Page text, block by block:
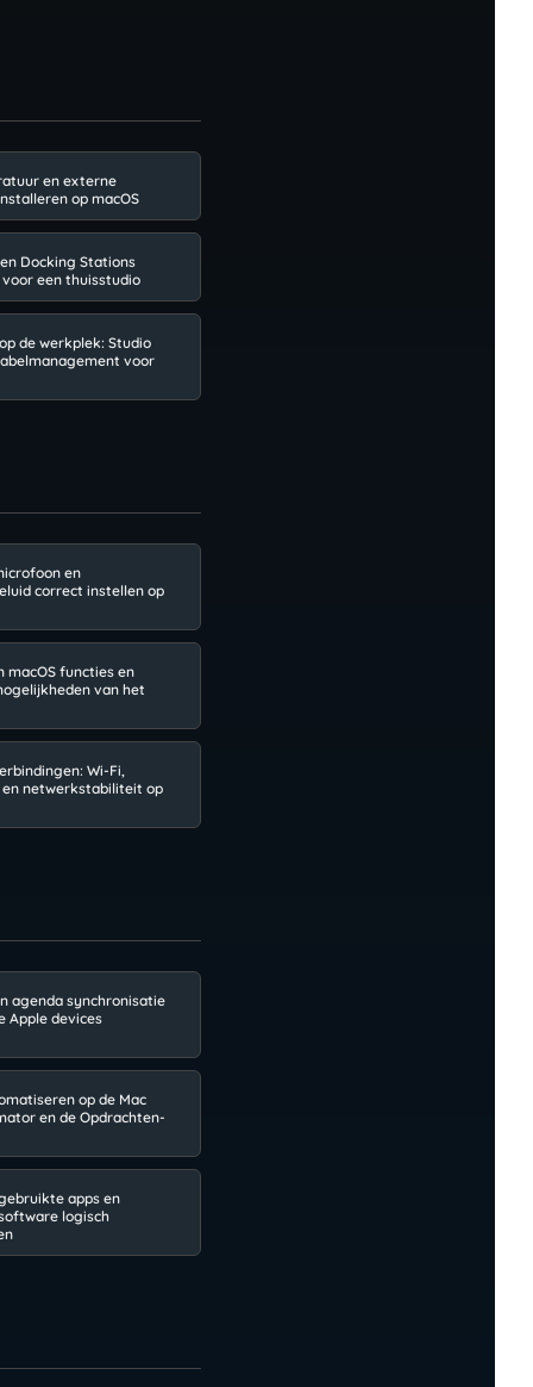
en externe
op macOS
Docking Stations
een thuisstudio
de werkplek: Studio
voor
en
correct instellen op
macOS functies en
van het
Wi-Fi,
netwerkstabiliteit op
agenda synchronisatie
Apple devices
op de Mac
en de Opdrachten-
apps en
logisch